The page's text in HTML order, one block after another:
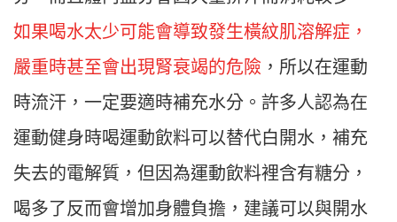
如果喝水太少可能會導致發生橫紋肌溶解症，
嚴重時甚至會出現腎衰竭的危險 ，所以在運動
時流汗，一定要適時補充水分。許多人認為在
運動健身時喝運動飲料可以替代白開水，補充
失去的電解質，但因為運動飲料裡含有糖分，
喝多了反而會增加身體負擔，建議可以與開水